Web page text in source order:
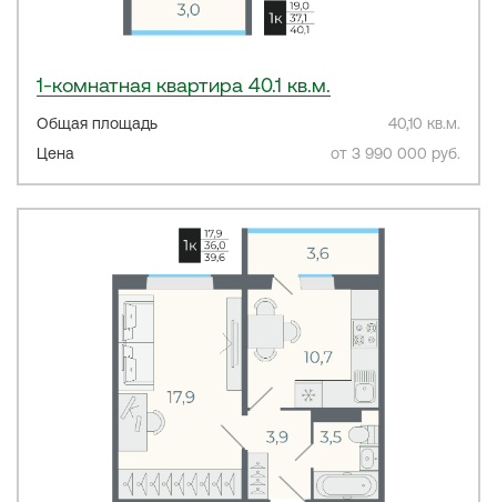
1-комнатная квартира 40.1 кв.м.
Общая площадь
40,10 кв.м.
Цена
от 3 990 000 руб.